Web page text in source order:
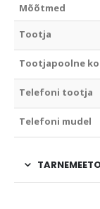
Mõõtmed
Tootja
Tootjapoolne
Telefoni tootja
Telefoni mudel